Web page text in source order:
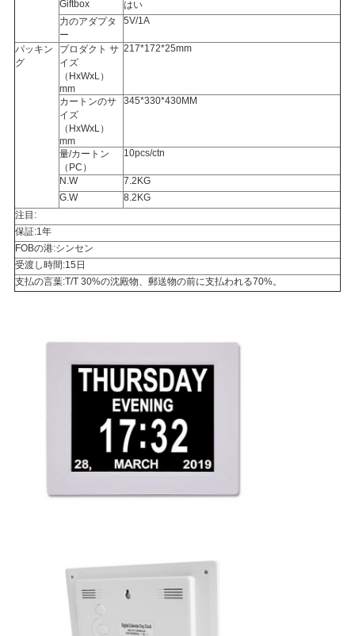
Giftbox
はい
力のアダプタ
ー
5V/1A
パッキン
グ
プロダクト サ
イズ
（HxWxL）
mm
217*172*25mm
カートンのサ
イズ
（HxWxL）
mm
345*330*430MM
量/カートン
（PC）
10pcs/ctn
N.W
7.2KG
G.W
8.2KG
注目:
保証:1年
FOBの港:シンセン
受渡し時間:15日
支払の言葉:T/T 30%の沈殿物、郵送物の前に支払われる70%。